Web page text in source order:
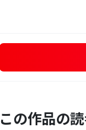
この作品の